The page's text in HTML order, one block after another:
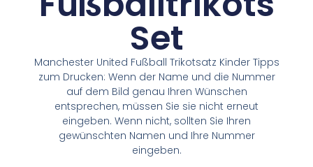
Set
Manchester United Fußball Trikotsatz Kinder Tipps
zum Drucken: Wenn der Name und die Nummer
auf dem Bild genau Ihren Wünschen
entsprechen, müssen Sie sie nicht erneut
eingeben. Wenn nicht, sollten Sie Ihren
gewünschten Namen und Ihre Nummer
eingeben.